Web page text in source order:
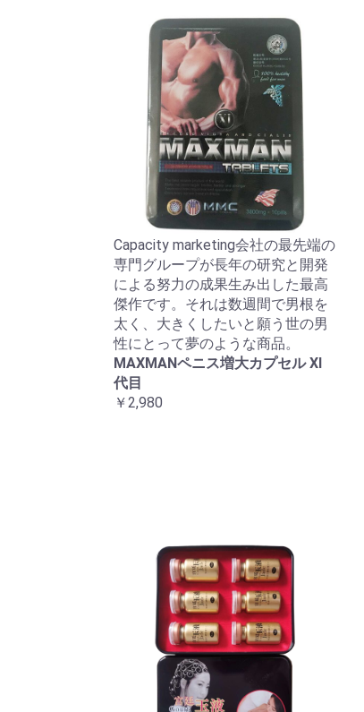
Capacity marketing会社の最先端の
専門グループが長年の研究と開発
による努力の成果生み出した最高
傑作です。それは数週間で男根を
太く、大きくしたいと願う世の男
性にとって夢のような商品。
MAXMANペニス増大カプセル XI
代目
￥2,980